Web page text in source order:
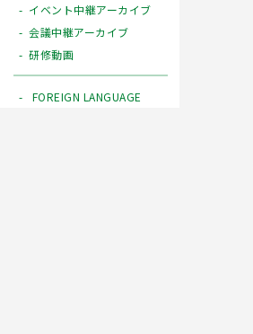
イベント中継アーカイブ
会議中継アーカイブ
研修動画
FOREIGN LANGUAGE